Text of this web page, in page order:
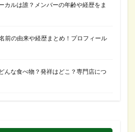
カルは誰？メンバーの年齢や経歴をま
前の由来や経歴まとめ！プロフィール
んな食べ物？発祥はどこ？専門店につ